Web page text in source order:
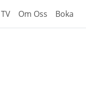
Om Oss Boka